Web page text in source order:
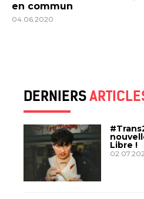
en commun
04.06.2020
DERNIERS
Libre !